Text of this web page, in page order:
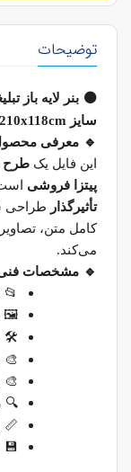
توضیحات
⚫ بنر لایه باز
سایز x118cm
210
🔹 معرفی
این فایل یک طرح
پیتزا فروشی
تأثیرگذار طراحی
کامل متن،
می‌کند.
🔹 مشخصات
📂
🖼
🛠
🎨
🎨
🔍
📏
💾